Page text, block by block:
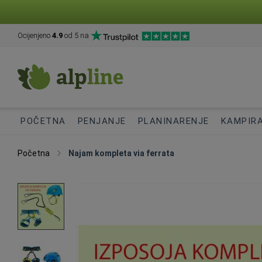
Ocijenjeno 4.9 od 5 na
POČETNA PENJANJE PLANINARENJE
Početna Najam kompleta via ferrata
Skip
to
the
end
the